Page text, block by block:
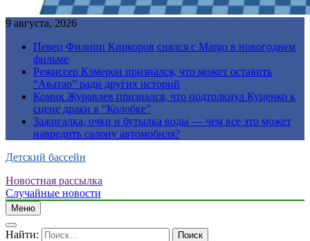
9 августа, 2026
Певец Филипп Киркоров снялся с Margo в новогоднем
фильме
Режиссер Кэмерон признался, что может оставить
“Аватар” ради других историй
Комик Журавлев признался, что подтолкнул Куценко к
сцене драки в “Колобке”
Зажигалка, очки и бутылка воды — чем все это может
навредить салону автомобиля?
Детский бассейн
Новостная рассылка
Случайные новости
Меню
Найти: